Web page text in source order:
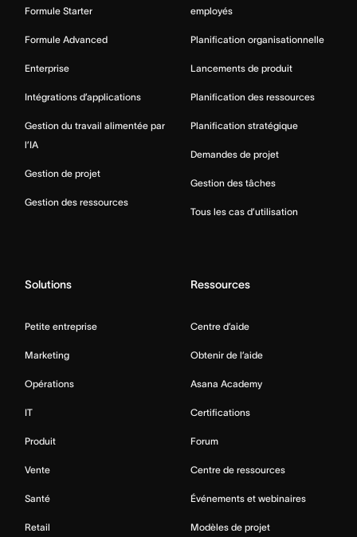
Formule Starter
Formule Advanced
Enterprise
Intégrations d’applications
Gestion du travail alimentée par
l’IA
Gestion de projet
Gestion des ressources
employés
Planification organisationnelle
Lancements de produit
Planification des ressources
Planification stratégique
Demandes de projet
Gestion des tâches
Tous les cas d’utilisation
Solutions
Petite entreprise
Marketing
Opérations
IT
Produit
Vente
Santé
Retail
Ressources
Centre d’aide
Obtenir de l’aide
Asana Academy
Certifications
Forum
Centre de ressources
Événements et webinaires
Modèles de projet